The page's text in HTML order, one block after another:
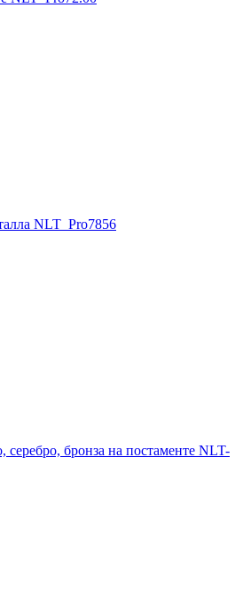
NLT_Pro7856
серебро, бронза на постаменте NLT-